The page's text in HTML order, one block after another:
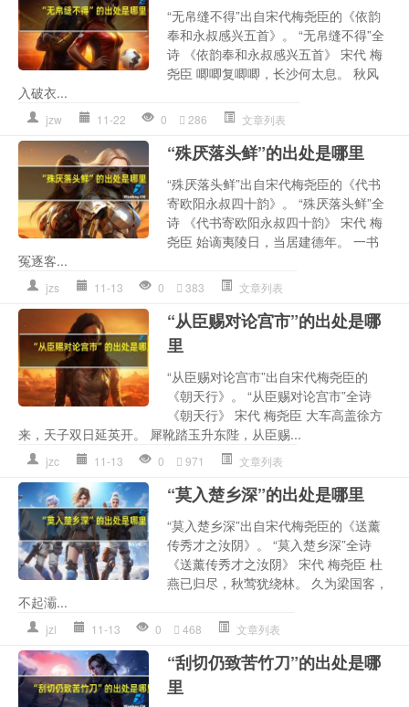
“无帛缝不得”出自宋代梅尧臣的《依韵
奉和永叔感兴五首》。 “无帛缝不得”全
诗 《依韵奉和永叔感兴五首》 宋代 梅
尧臣 唧唧复唧唧，长沙何太息。 秋风
入破衣...
jzw 11-22 0 286 文章列表
“殊厌落头鲜”的出处是哪里
“殊厌落头鲜”出自宋代梅尧臣的《代书
寄欧阳永叔四十韵》。 “殊厌落头鲜”全
诗 《代书寄欧阳永叔四十韵》 宋代 梅
尧臣 始谪夷陵日，当居建德年。 一书
冤逐客...
jzs 11-13 0 383 文章列表
“从臣赐对论宫市”的出处是哪
里
“从臣赐对论宫市”出自宋代梅尧臣的
《朝天行》。 “从臣赐对论宫市”全诗
《朝天行》 宋代 梅尧臣 大车高盖徐方
来，天子双日延英开。 犀靴踏玉升东陛，从臣赐...
jzc 11-13 0 971 文章列表
“莫入楚乡深”的出处是哪里
“莫入楚乡深”出自宋代梅尧臣的《送薰
传秀才之汝阴》。 “莫入楚乡深”全诗
《送薰传秀才之汝阴》 宋代 梅尧臣 杜
燕已归尽，秋莺犹绕林。 久为梁国客，
不起灞...
jzl 11-13 0 468 文章列表
“刮切仍致苦竹刀”的出处是哪
里